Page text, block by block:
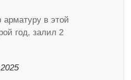
арматуру в этой
год, залил 2